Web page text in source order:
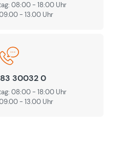
08:00 - 18:00 Uhr
- 13.00 Uhr
30032 0
08:00 - 18:00 Uhr
- 13.00 Uhr